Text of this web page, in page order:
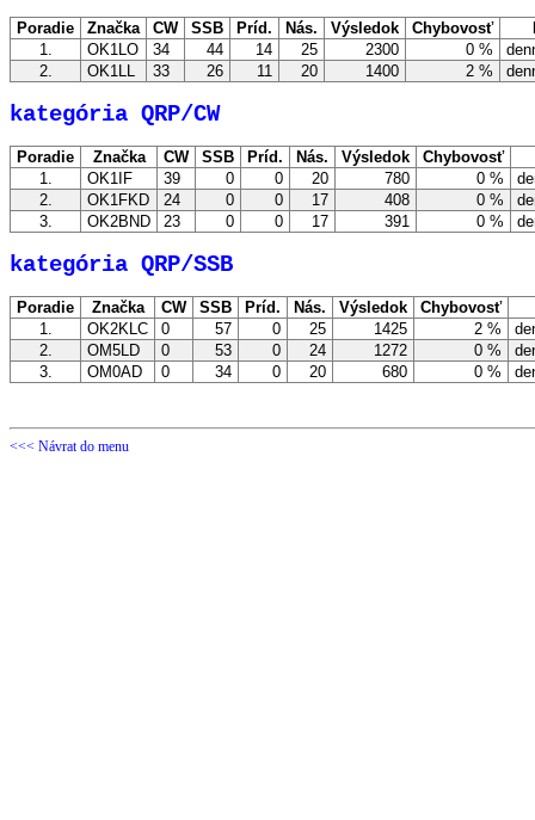
Poradie Značka CW SSB Príd. Nás. Výsledok Chybovosť
1.
OK1LO 34 44 14 25 2300 0 %
2.
OK1LL 33 26 11 20 1400 2 %
kategória QRP/CW
Poradie Značka CW SSB Príd. Nás. Výsledok
Chybovosť
1.
OK1IF 39 0 0 20 780 0 %
2.
OK1FKD 24 0 0 17 408 0 %
3.
OK2BND 23 0 0 17 391 0 %
kategória QRP/SSB
Poradie Značka CW SSB Príd. Nás. Výsledok
Chybovosť
1.
OK2KLC 0 57 0 25 1425 2 %
2.
OM5LD 0 53 0 24 1272 0 %
3.
OM0AD 0 34 0 20 680 0 %
<<< Návrat do menu